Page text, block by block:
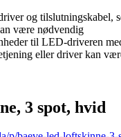
og tilslutningskabel,
være nødvendig
til LED-driveren
eller driver kan
3 spot, hvid